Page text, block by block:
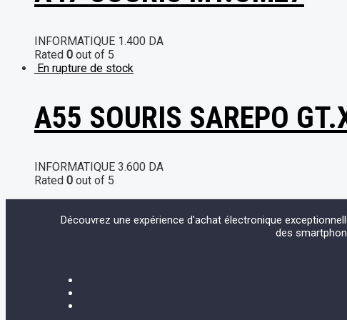
INFORMATIQUE 1.400 DA
Rated 0 out of 5
En rupture de stock
A55 SOURIS SAREPO
INFORMATIQUE 3.600 DA
Rated 0 out of 5
Découvrez une expérience d'achat électronique
des